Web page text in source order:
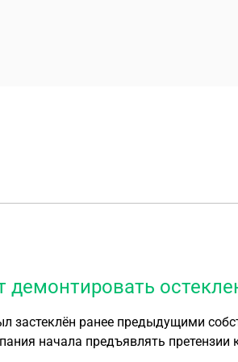
собственниками. Квартира на